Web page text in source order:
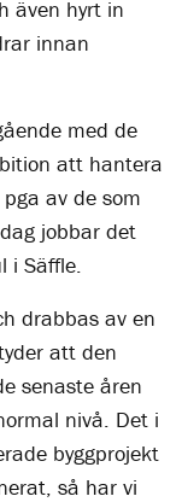
även hyrt in
innan
med de
att hantera
av de som
jobbar det
i Säffle.
drabbas av en
att den
senaste åren
nivå. Det i
byggprojekt
så har vi